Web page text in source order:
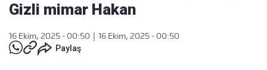
Gizli mimar Hakan
16 Ekim, 2025 - 00:50
16 Ekim, 2025 - 00:50
Paylaş